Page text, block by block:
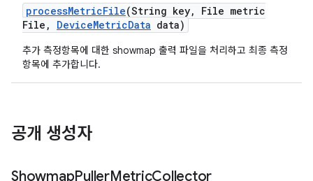
processMetricFile(String key,
File metric
File , DeviceMetricData data)
추가 측정항목에 대한 showmap 출력 파일을 처리하고 최종 측정
항목에 추가합니다.
공개 생성자
ShowmapPullerMetricCollector